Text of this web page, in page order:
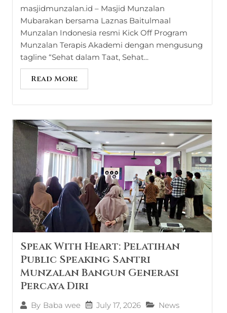
masjidmunzalan.id – Masjid Munzalan
Mubarakan bersama Laznas Baitulmaal
Munzalan Indonesia resmi Kick Off Program
Munzalan Terapis Akademi dengan mengusung
tagline “Sehat dalam Taat, Sehat...
Read More
Speak With Heart: Pelatihan
Public Speaking Santri
Munzalan Bangun Generasi
Percaya Diri
By Baba wee July 17, 2026
News